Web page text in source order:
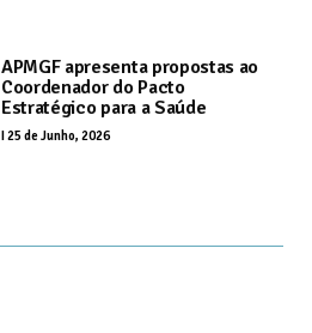
APMGF apresenta propostas ao
Coordenador do Pacto
Estratégico para a Saúde
I25 de Junho, 2026